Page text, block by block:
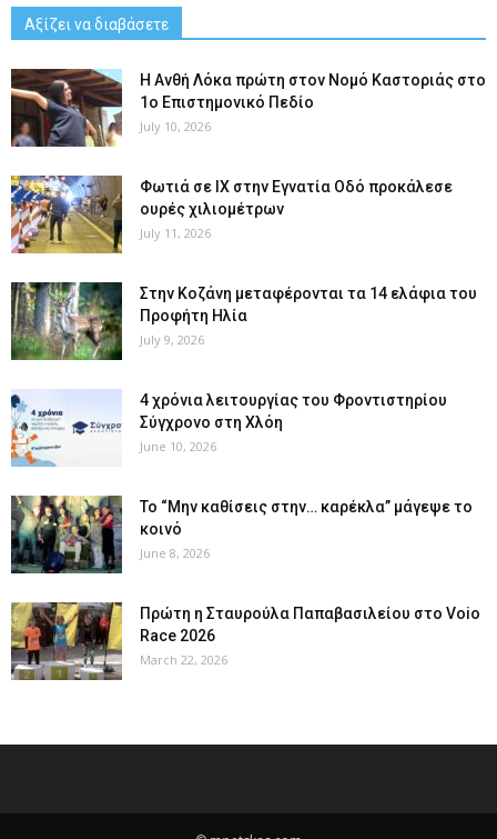
Αξίζει να διαβάσετε
Η Ανθή Λόκα πρώτη στον Νομό Καστοριάς στο
1ο Επιστημονικό Πεδίο
July 10, 2026
Φωτιά σε ΙΧ στην Εγνατία Οδό προκάλεσε
ουρές χιλιομέτρων
July 11, 2026
Στην Κοζάνη μεταφέρονται τα 14 ελάφια του
Προφήτη Ηλία
July 9, 2026
4 χρόνια λειτουργίας του Φροντιστηρίου
Σύγχρονο στη Χλόη
June 10, 2026
Το “Μην καθίσεις στην… καρέκλα” μάγεψε το
κοινό
June 8, 2026
Πρώτη η Σταυρούλα Παπαβασιλείου στο Voio
Race 2026
March 22, 2026